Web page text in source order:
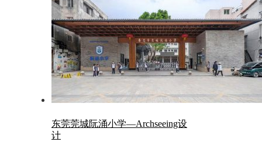
东莞莞城阮涌小学—Archseeing设
计